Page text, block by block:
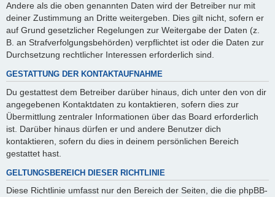
Andere als die oben genannten Daten wird der Betreiber nur mit
deiner Zustimmung an Dritte weitergeben. Dies gilt nicht, sofern er
auf Grund gesetzlicher Regelungen zur Weitergabe der Daten (z.
B. an Strafverfolgungsbehörden) verpflichtet ist oder die Daten zur
Durchsetzung rechtlicher Interessen erforderlich sind.
GESTATTUNG DER KONTAKTAUFNAHME
Du gestattest dem Betreiber darüber hinaus, dich unter den von dir
angegebenen Kontaktdaten zu kontaktieren, sofern dies zur
Übermittlung zentraler Informationen über das Board erforderlich
ist. Darüber hinaus dürfen er und andere Benutzer dich
kontaktieren, sofern du dies in deinem persönlichen Bereich
gestattet hast.
GELTUNGSBEREICH DIESER RICHTLINIE
Diese Richtlinie umfasst nur den Bereich der Seiten, die die phpBB-